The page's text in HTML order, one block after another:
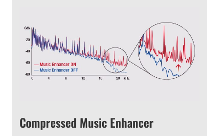
Compressed Music Enhancer